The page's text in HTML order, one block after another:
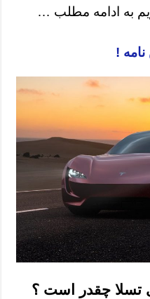
به ادامه مطلب …
!
تسلا چقدر است ؟